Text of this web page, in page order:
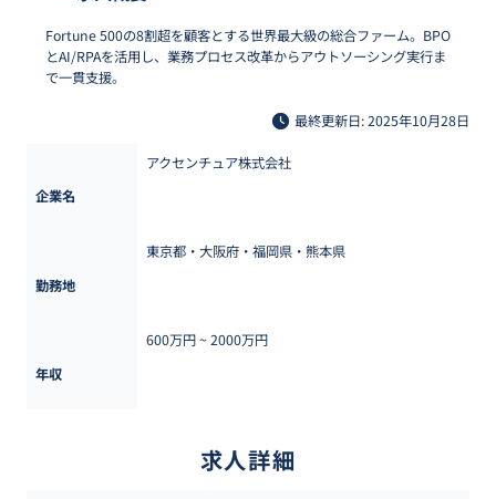
Fortune 500の8割超を顧客とする世界最大級の総合ファーム。BPO
とAI/RPAを活用し、業務プロセス改革からアウトソーシング実行ま
で一貫支援。
最終更新日: 2025年10月28日
企業名
アクセンチュア株式会社
勤務地
東京都・大阪府・福岡県・熊本県
年収
600万円 ~ 2000万円
求人詳細